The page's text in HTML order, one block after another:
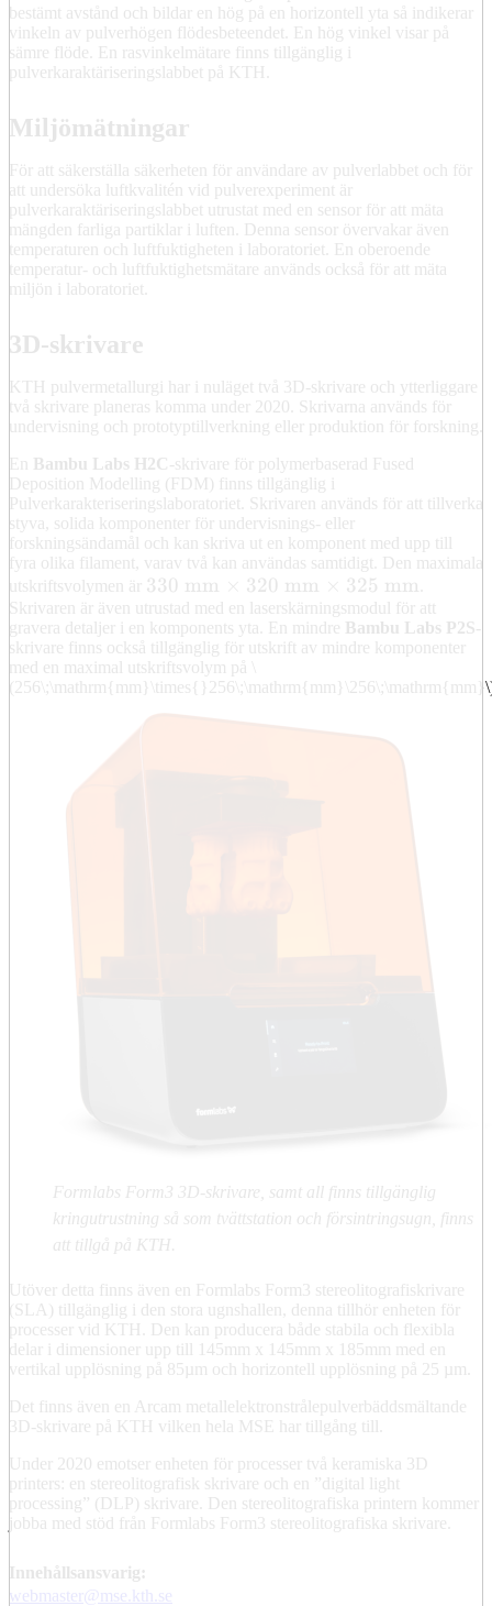
bestämt avstånd och bildar en hög på en horizontell yta så indikerar
vinkeln av pulverhögen flödesbeteendet. En hög vinkel visar på
sämre flöde. En rasvinkelmätare finns tillgänglig i
pulverkaraktäriseringslabbet på KTH.
Miljömätningar
För att säkerställa säkerheten för användare av pulverlabbet och för
att undersöka luftkvalitén vid pulverexperiment är
pulverkaraktäriseringslabbet utrustat med en sensor för att mäta
mängden farliga partiklar i luften. Denna sensor övervakar även
temperaturen och luftfuktigheten i laboratoriet. En oberoende
temperatur- och luftfuktighetsmätare används också för att mäta
miljön i laboratoriet.
3D-skrivare
KTH pulvermetallurgi har i nuläget två 3D-skrivare och ytterliggare
två skrivare planeras komma under 2020. Skrivarna används för
undervisning och prototyptillverkning eller produktion för forskning.
En
Bambu Labs H2C -skrivare för polymerbaserad Fused
Deposition Modelling (FDM) finns tillgänglig i
Pulverkarakteriseringslaboratoriet. Skrivaren används för att tillverka
styva, solida komponenter för undervisnings- eller
forskningsändamål och kan skriva ut en komponent med upp till
fyra olika filament, varav två kan användas samtidigt. Den maximala
utskriftsvolymen är 330 mm × 320 mm × 325 mm
Skrivaren är även utrustad med en laserskärningsmodul för att
gravera detaljer i en komponents yta. En mindre Bambu Labs P2S-
skrivare finns också tillgänglig för utskrift av mindre komponenter
med en maximal utskriftsvolym på
Formlabs Form3 3D-skrivare, samt all finns tillgänglig
kringutrustning så som tvättstation och försintringsugn, finns
att tillgå på KTH.
Utöver detta finns även en Formlabs Form3 stereolitografiskrivare
(SLA) tillgänglig i den stora ugnshallen, denna tillhör enheten för
processer vid KTH. Den kan producera både stabila och flexibla
delar i dimensioner upp till 145mm x 145mm x 185mm med en
vertikal upplösning på 85µm och horizontell upplösning på 25 µm.
Det finns även en Arcam metallelektronstrålepulverbäddsmältande
3D-skrivare på KTH vilken hela MSE har tillgång till.
Under 2020 emotser enheten för processer två keramiska 3D
printers: en stereolitografisk skrivare och en ”digital light
processing” (DLP) skrivare. Den stereolitografiska printern kommer
jobba med stöd från Formlabs Form3 stereolitografiska skrivare.
Innehållsansvarig:
webmaster@mse.kth.se